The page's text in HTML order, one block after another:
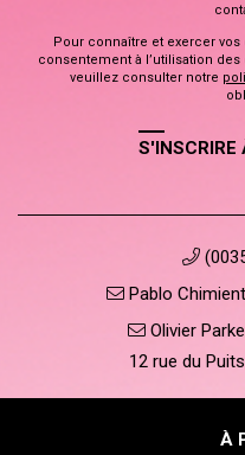
Pour connaître et exercer
consentement à l’utilisation
veuillez consulter notre
S'INSCRIRE
Pablo
Olivier
12 rue du
À